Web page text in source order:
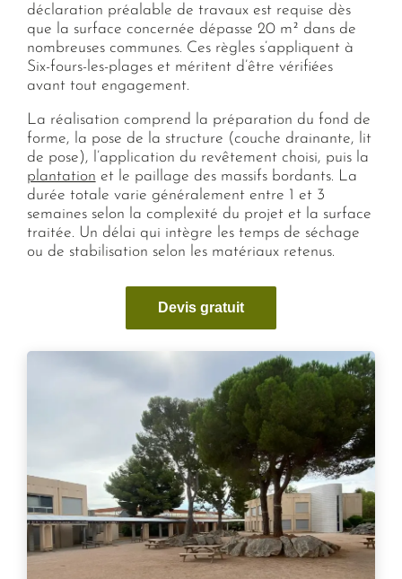
déclaration préalable de travaux est requise dès
que la surface concernée dépasse 20 m² dans de
nombreuses communes. Ces règles s’appliquent à
Six-fours-les-plages et méritent d’être vérifiées
avant tout engagement.
La réalisation comprend la préparation du fond de
forme, la pose de la structure (couche drainante, lit
de pose), l’application du revêtement choisi, puis la
plantation et le paillage des massifs bordants. La
durée totale varie généralement entre 1 et 3
semaines selon la complexité du projet et la surface
traitée. Un délai qui intègre les temps de séchage
ou de stabilisation selon les matériaux retenus.
Devis gratuit